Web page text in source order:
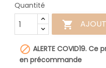
Quantité

 ALERTE COVID19.
en précommande